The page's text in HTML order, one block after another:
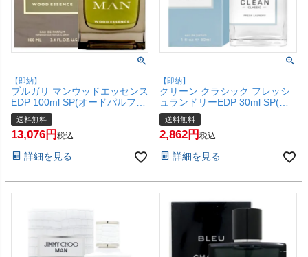
【即納】
ブルガリ マンウッドエッセンス
EDP 100ml SP(オードパルファ
ム)【香水】【宅配便送料無
料】(6044921)
送料無料
13,076 税込
詳細を見る
【即納】
クリーン クラシック フレッシ
ュランドリーEDP 30ml SP(オ
ードパルファム)【香水】【宅
配便送料無料】 (6043392)
送料無料
2,862 税込
詳細を見る